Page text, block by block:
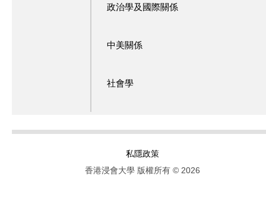
政治學及國際關係
中美關係
社會學
私隱政策
香港浸會大學 版權所有 © 2026